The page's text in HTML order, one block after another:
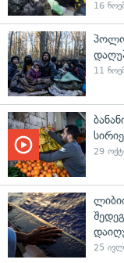
16
11
29
25